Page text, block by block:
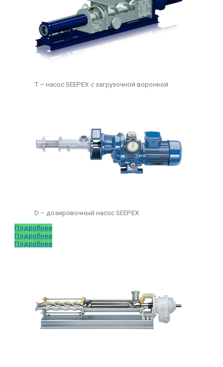
T – насос SEEPEX с загрузочной воронкой
D – дозировочный насос SEEPEX
Подробнее
Подробнее
Подробнее